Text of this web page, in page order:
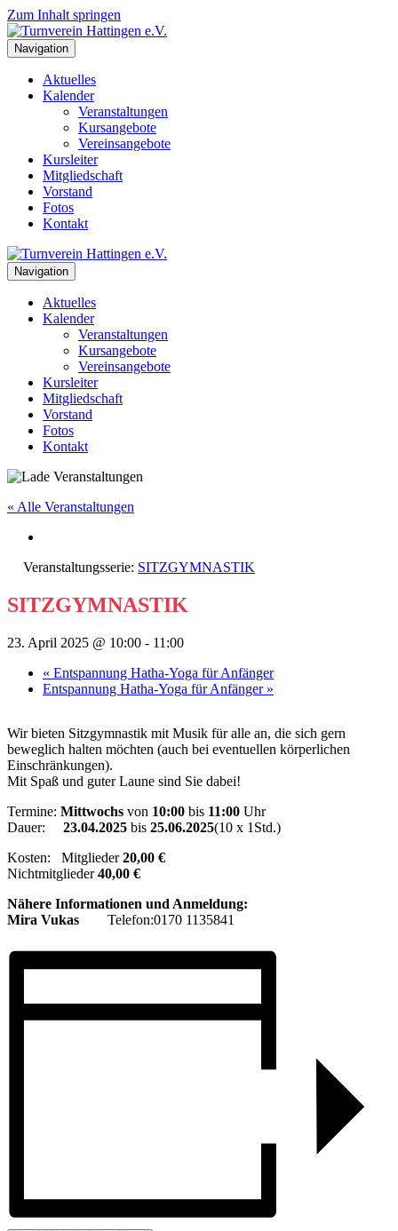
Zum Inhalt springen
Navigation
Aktuelles
Kalender
Veranstaltungen
Kursangebote
Vereinsangebote
Kursleiter
Mitgliedschaft
Vorstand
Fotos
Kontakt
Navigation
Aktuelles
Kalender
Veranstaltungen
Kursangebote
Vereinsangebote
Kursleiter
Mitgliedschaft
Vorstand
Fotos
Kontakt
« Alle Veranstaltungen
Veranstaltungsserie: SITZGYMNASTIK
SITZGYMNASTIK
23. April 2025 @ 10:00 - 11:00
« Entspannung Hatha-Yoga für Anfänger
Entspannung Hatha-Yoga für Anfänger »
Wir bieten Sitzgymnastik mit Musik für alle an, die sich gern
beweglich halten möchten (auch bei eventuellen körperlichen
Einschränkungen).
Mit Spaß und guter Laune sind Sie dabei!
Termine: Mittwochs von 10:00 bis 11:00 Uhr
Dauer: 23.04.2025 bis 25.06.2025(10 x 1Std.)
Kosten: Mitglieder20,00 €
Nichtmitglieder40,00 €
Nähere Informationen und Anmeldung:
Mira Vukas Telefon:0170 1135841